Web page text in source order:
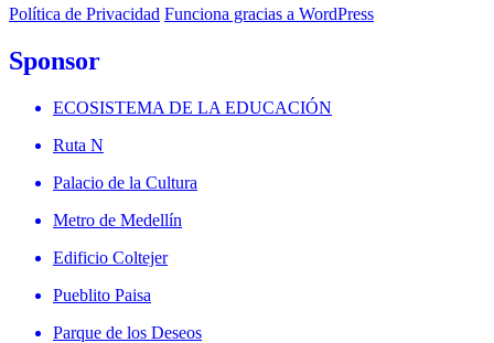
Política de Privacidad Funciona gracias a WordPress
Sponsor
ECOSISTEMA DE LA EDUCACIÓN
Ruta N
Palacio de la Cultura
Metro de Medellín
Edificio Coltejer
Pueblito Paisa
Parque de los Deseos